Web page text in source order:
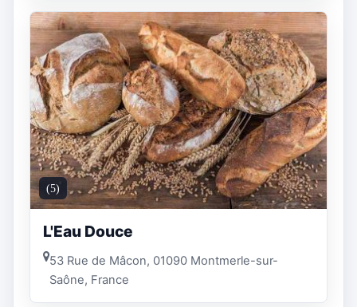
(5)
L'Eau Douce
53 Rue de Mâcon, 01090 Montmerle-sur-
Saône, France